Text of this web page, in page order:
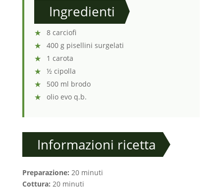
Ingredienti
8 carciofi
400 g pisellini surgelati
1 carota
½ cipolla
500 ml brodo
olio evo q.b.
Informazioni ricetta
Preparazione: 20 minuti
Cottura: 20 minuti